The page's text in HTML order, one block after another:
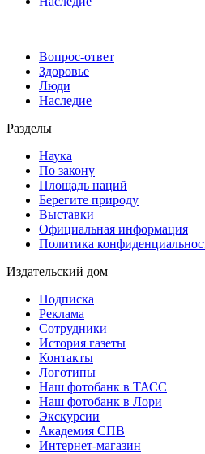
Вопрос-ответ
Здоровье
Люди
Наследие
Разделы
Наука
По закону
Площадь наций
Берегите природу
Выставки
Официальная информация
Политика
Издательский дом
Подписка
Реклама
Сотрудники
История газеты
Контакты
Логотипы
Наш фотобанк в ТАСС
Наш фотобанк в Лори
Экскурсии
Академия СПВ
Интернет-магазин